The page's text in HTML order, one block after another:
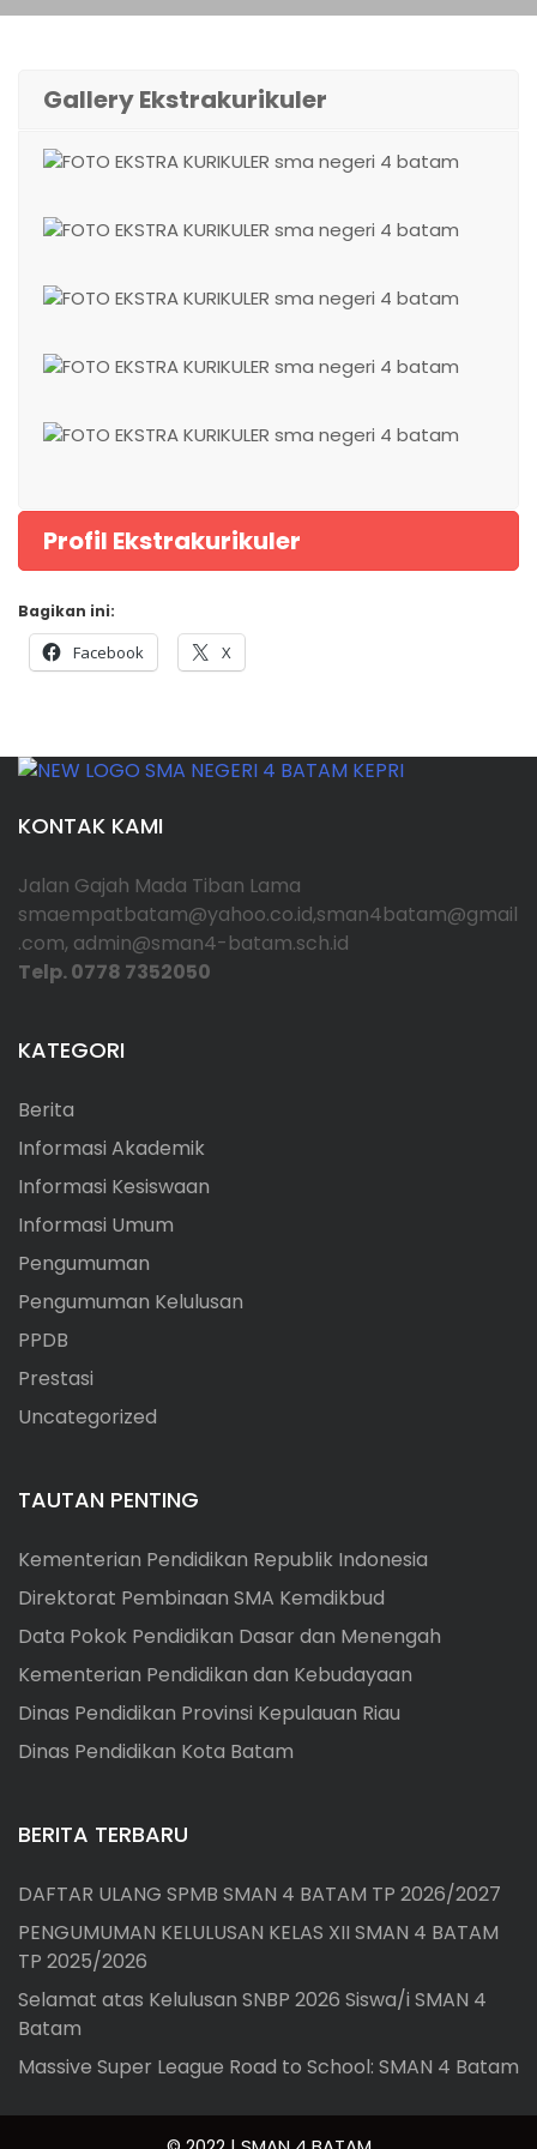
Gallery Ekstrakurikuler
Profil Ekstrakurikuler
Bagikan ini:
Facebook X
KONTAK KAMI
Jalan Gajah Mada Tiban Lama
smaempatbatam@yahoo.co.id,sman4batam@gmail
.com, admin@sman4-batam.sch.id
Telp. 0778 7352050
KATEGORI
Berita
Informasi Akademik
Informasi Kesiswaan
Informasi Umum
Pengumuman
Pengumuman Kelulusan
PPDB
Prestasi
Uncategorized
TAUTAN PENTING
Kementerian Pendidikan Republik Indonesia
Direktorat Pembinaan SMA Kemdikbud
Data Pokok Pendidikan Dasar dan Menengah
Kementerian Pendidikan dan Kebudayaan
Dinas Pendidikan Provinsi Kepulauan Riau
Dinas Pendidikan Kota Batam
BERITA TERBARU
DAFTAR ULANG SPMB SMAN 4 BATAM TP 2026/2027
PENGUMUMAN KELULUSAN KELAS XII SMAN 4 BATAM
TP 2025/2026
Selamat atas Kelulusan SNBP 2026 Siswa/i SMAN 4
Batam
Massive Super League Road to School: SMAN 4 Batam